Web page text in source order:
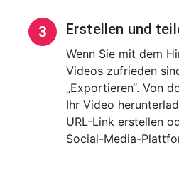
3 Erstellen und
Wenn Sie mit dem
Videos zufrieden
„Exportieren“. Von
Ihr Video
URL-Link erstellen
Social-Media-